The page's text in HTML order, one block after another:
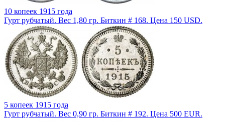
10 копеек 1915 года
Гурт рубчатый. Вес 1,80 гр. Биткин # 168. Цена 150 USD.
5 копеек 1915 года
Гурт рубчатый. Вес 0,90 гр. Биткин # 192. Цена 500 EUR.